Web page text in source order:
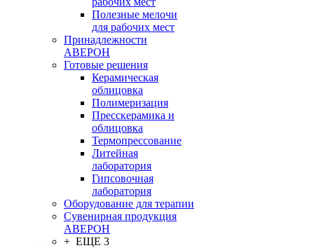
Полезные мелочи
для рабочих мест
Принадлежности
АВЕРОН
Готовые решения
Керамическая
облицовка
Полимеризация
Пресскерамика и
облицовка
Термопрессование
Литейная
лаборатория
Гипсовочная
лаборатория
Оборудование для терапии
Сувенирная продукция
АВЕРОН
+ ЕЩЕ 3